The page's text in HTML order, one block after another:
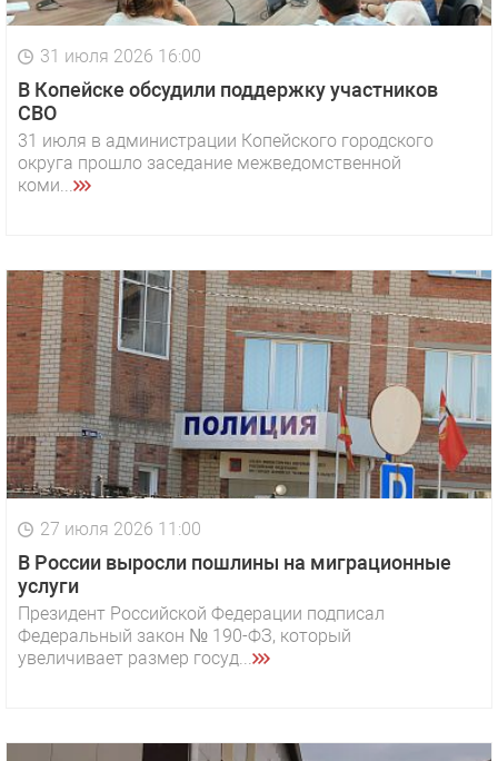
31 июля 2026 16:00
В Копейске обсудили поддержку участников
СВО
31 июля в администрации Копейского городского
округа прошло заседание межведомственной
коми...
27 июля 2026 11:00
В России выросли пошлины на миграционные
услуги
Президент Российской Федерации подписал
Федеральный закон № 190-ФЗ, который
увеличивает размер госуд...